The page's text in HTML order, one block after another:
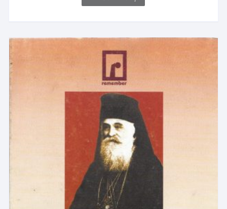
Bodea, 1999, Cluj-Napoca